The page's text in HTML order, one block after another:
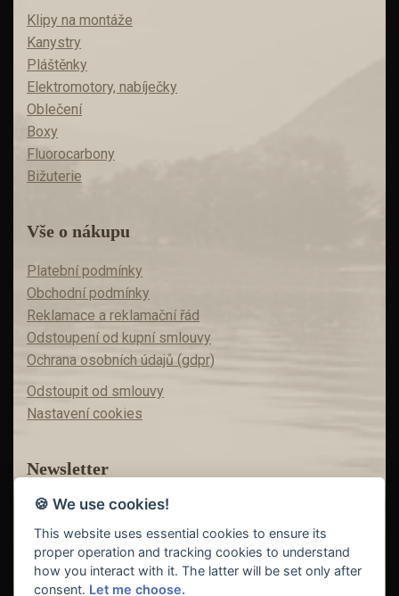
Klipy na montáže
Kanystry
Pláštěnky
Elektromotory, nabíječky
Oblečení
Boxy
Fluorocarbony
Bižuterie
Vše o nákupu
Platební podmínky
Obchodní podmínky
Reklamace a reklamační řád
Odstoupení od kupní smlouvy
Ochrana osobních údajů (gdpr)
Odstoupit od smlouvy
Nastavení cookies
Newsletter
Máte zájem o akční nabídky?
Teď už vám nic neunikne!
🍪 We use cookies!
This website uses essential cookies to ensure its
proper operation and tracking cookies to understand
how you interact with it. The latter will be set only after
consent. Let me choose.